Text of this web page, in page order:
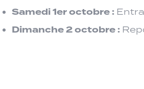
Samedi 1er octobre :
Dimanche 2 octobre :